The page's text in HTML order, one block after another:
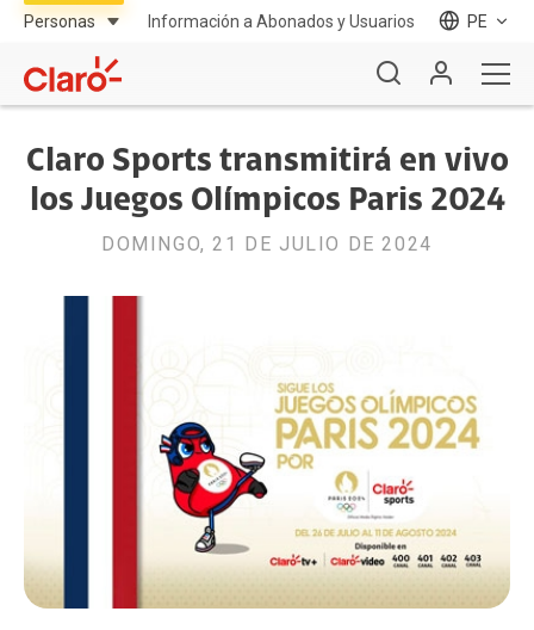
Información a Abonados y Usuarios PE
Claro Sports transmitirá en vivo
los Juegos Olímpicos Paris 2024
DOMINGO, 21 DE JULIO DE 2024